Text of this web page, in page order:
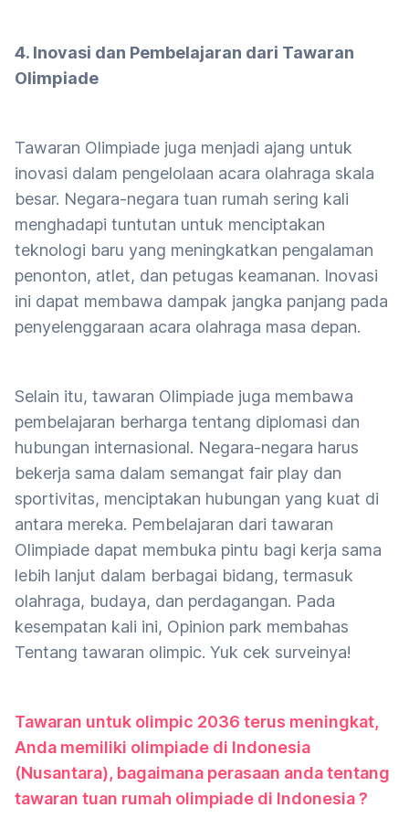
4. Inovasi dan Pembelajaran dari Tawaran
Olimpiade
Tawaran Olimpiade juga menjadi ajang untuk
inovasi dalam pengelolaan acara olahraga skala
besar. Negara-negara tuan rumah sering kali
menghadapi tuntutan untuk menciptakan
teknologi baru yang meningkatkan pengalaman
penonton, atlet, dan petugas keamanan. Inovasi
ini dapat membawa dampak jangka panjang pada
penyelenggaraan acara olahraga masa depan.
Selain itu, tawaran Olimpiade juga membawa
pembelajaran berharga tentang diplomasi dan
hubungan internasional. Negara-negara harus
bekerja sama dalam semangat fair play dan
sportivitas, menciptakan hubungan yang kuat di
antara mereka. Pembelajaran dari tawaran
Olimpiade dapat membuka pintu bagi kerja sama
lebih lanjut dalam berbagai bidang, termasuk
olahraga, budaya, dan perdagangan. Pada
kesempatan kali ini, Opinion park membahas
Tentang tawaran olimpic. Yuk cek surveinya!
Tawaran untuk olimpic 2036 terus meningkat,
Anda memiliki olimpiade di Indonesia
(Nusantara), bagaimana perasaan anda tentang
tawaran tuan rumah olimpiade di Indonesia ?